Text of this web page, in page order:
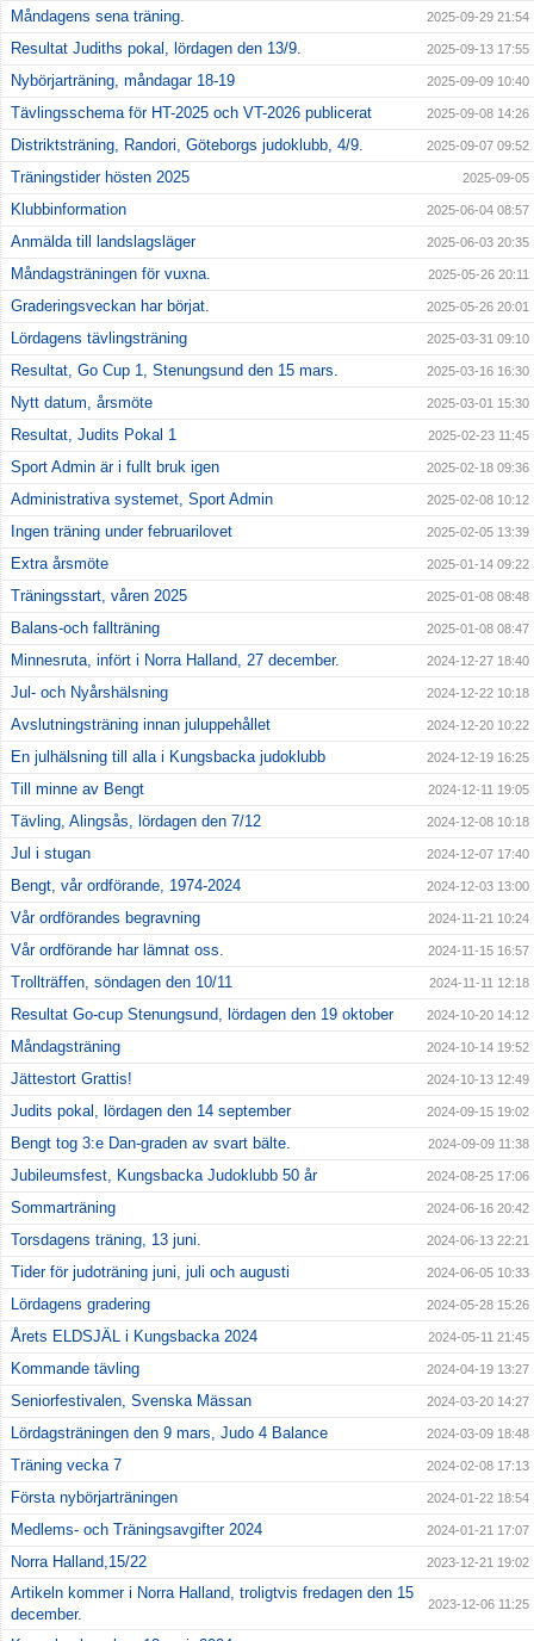
Måndagens sena träning. 2025-09-29 21:54
Resultat Judiths pokal, lördagen den 13/9. 2025-09-13 17:55
Nybörjarträning, måndagar 18-19 2025-09-09 10:40
Tävlingsschema för HT-2025 och VT-2026 publicerat 2025-09-08 14:26
Distriktsträning, Randori, Göteborgs judoklubb, 4/9. 2025-09-07 09:52
Träningstider hösten 2025 2025-09-05
Klubbinformation 2025-06-04 08:57
Anmälda till landslagsläger 2025-06-03 20:35
Måndagsträningen för vuxna. 2025-05-26 20:11
Graderingsveckan har börjat. 2025-05-26 20:01
Lördagens tävlingsträning 2025-03-31 09:10
Resultat, Go Cup 1, Stenungsund den 15 mars. 2025-03-16 16:30
Nytt datum, årsmöte 2025-03-01 15:30
Resultat, Judits Pokal 1 2025-02-23 11:45
Sport Admin är i fullt bruk igen 2025-02-18 09:36
Administrativa systemet, Sport Admin 2025-02-08 10:12
Ingen träning under februarilovet 2025-02-05 13:39
Extra årsmöte 2025-01-14 09:22
Träningsstart, våren 2025 2025-01-08 08:48
Balans-och fallträning 2025-01-08 08:47
Minnesruta, infört i Norra Halland, 27 december. 2024-12-27 18:40
Jul- och Nyårshälsning 2024-12-22 10:18
Avslutningsträning innan juluppehållet 2024-12-20 10:22
En julhälsning till alla i Kungsbacka judoklubb 2024-12-19 16:25
Till minne av Bengt 2024-12-11 19:05
Tävling, Alingsås, lördagen den 7/12 2024-12-08 10:18
Jul i stugan 2024-12-07 17:40
Bengt, vår ordförande, 1974-2024 2024-12-03 13:00
Vår ordförandes begravning 2024-11-21 10:24
Vår ordförande har lämnat oss. 2024-11-15 16:57
Trollträffen, söndagen den 10/11 2024-11-11 12:18
Resultat Go-cup Stenungsund, lördagen den 19 oktober 2024-10-20 14:12
Måndagsträning 2024-10-14 19:52
Jättestort Grattis! 2024-10-13 12:49
Judits pokal, lördagen den 14 september 2024-09-15 19:02
Bengt tog 3:e Dan-graden av svart bälte. 2024-09-09 11:38
Jubileumsfest, Kungsbacka Judoklubb 50 år 2024-08-25 17:06
Sommarträning 2024-06-16 20:42
Torsdagens träning, 13 juni. 2024-06-13 22:21
Tider för judoträning juni, juli och augusti 2024-06-05 10:33
Lördagens gradering 2024-05-28 15:26
Årets ELDSJÄL i Kungsbacka 2024 2024-05-11 21:45
Kommande tävling 2024-04-19 13:27
Seniorfestivalen, Svenska Mässan 2024-03-20 14:27
Lördagsträningen den 9 mars, Judo 4 Balance 2024-03-09 18:48
Träning vecka 7 2024-02-08 17:13
Första nybörjarträningen 2024-01-22 18:54
Medlems- och Träningsavgifter 2024 2024-01-21 17:07
Norra Halland,15/22 2023-12-21 19:02
Artikeln kommer i Norra Halland, troligtvis fredagen den 15
december.
2023-12-06 11:25